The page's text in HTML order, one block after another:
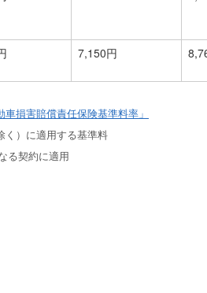
7,150円
車損害賠償責任保険基準料率」
く）に適用する基準料
る契約に適用